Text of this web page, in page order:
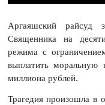
Аргаяшский райсуд
Священника на
режима с
выплатить
миллиона рублей.
Трагедия произошла в